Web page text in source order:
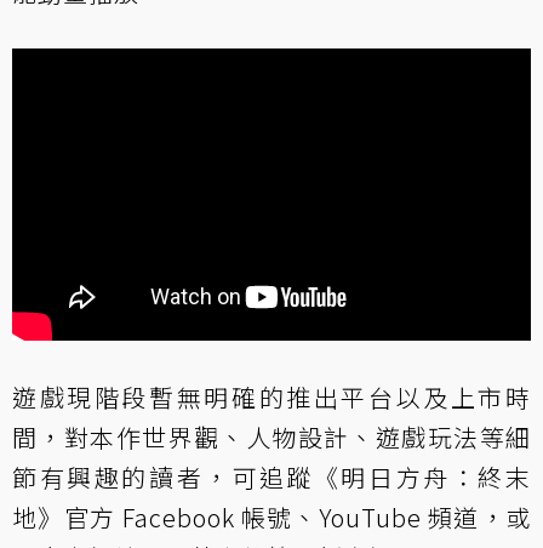
遊戲現階段暫無明確的推出平台以及上市時
間，對本作世界觀、人物設計、遊戲玩法等細
節有興趣的讀者，可追蹤《明日方舟：終末
地》官方 Facebook 帳號、YouTube 頻道，或